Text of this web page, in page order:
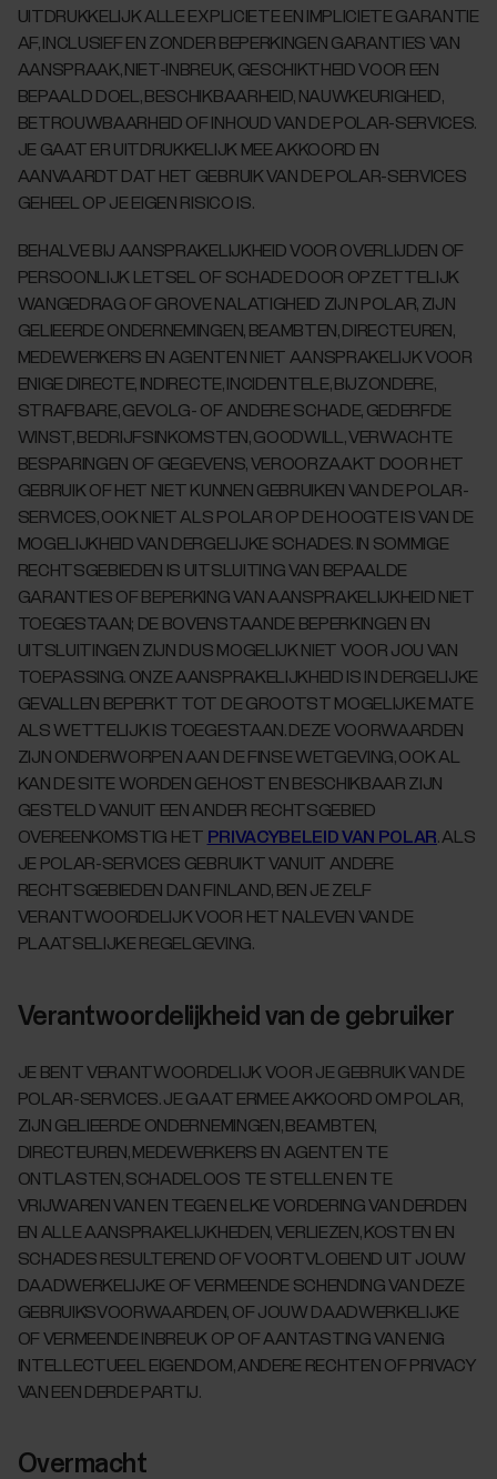
UITDRUKKELIJK ALLE EXPLICIETE EN IMPLICIETE GARANTIE
AF, INCLUSIEF EN ZONDER BEPERKINGEN GARANTIES VAN
AANSPRAAK, NIET-INBREUK, GESCHIKTHEID VOOR EEN
BEPAALD DOEL, BESCHIKBAARHEID, NAUWKEURIGHEID,
BETROUWBAARHEID OF INHOUD VAN DE POLAR-SERVICES.
JE GAAT ER UITDRUKKELIJK MEE AKKOORD EN
AANVAARDT DAT HET GEBRUIK VAN DE POLAR-SERVICES
GEHEEL OP JE EIGEN RISICO IS.
BEHALVE BIJ AANSPRAKELIJKHEID VOOR OVERLIJDEN OF
PERSOONLIJK LETSEL OF SCHADE DOOR OPZETTELIJK
WANGEDRAG OF GROVE NALATIGHEID ZIJN POLAR, ZIJN
GELIEERDE ONDERNEMINGEN, BEAMBTEN, DIRECTEUREN,
MEDEWERKERS EN AGENTEN NIET AANSPRAKELIJK VOOR
ENIGE DIRECTE, INDIRECTE, INCIDENTELE, BIJZONDERE,
STRAFBARE, GEVOLG- OF ANDERE SCHADE, GEDERFDE
WINST, BEDRIJFSINKOMSTEN, GOODWILL, VERWACHTE
BESPARINGEN OF GEGEVENS, VEROORZAAKT DOOR HET
GEBRUIK OF HET NIET KUNNEN GEBRUIKEN VAN DE POLAR-
SERVICES, OOK NIET ALS POLAR OP DE HOOGTE IS VAN DE
MOGELIJKHEID VAN DERGELIJKE SCHADES. IN SOMMIGE
RECHTSGEBIEDEN IS UITSLUITING VAN BEPAALDE
GARANTIES OF BEPERKING VAN AANSPRAKELIJKHEID NIET
TOEGESTAAN; DE BOVENSTAANDE BEPERKINGEN EN
UITSLUITINGEN ZIJN DUS MOGELIJK NIET VOOR JOU VAN
TOEPASSING. ONZE AANSPRAKELIJKHEID IS IN DERGELIJKE
GEVALLEN BEPERKT TOT DE GROOTST MOGELIJKE MATE
ALS WETTELIJK IS TOEGESTAAN. DEZE VOORWAARDEN
ZIJN ONDERWORPEN AAN DE FINSE WETGEVING, OOK AL
KAN DE SITE WORDEN GEHOST EN BESCHIKBAAR ZIJN
GESTELD VANUIT EEN ANDER RECHTSGEBIED
OVEREENKOMSTIG HET PRIVACYBELEID VAN POLAR. ALS
JE POLAR-SERVICES GEBRUIKT VANUIT ANDERE
RECHTSGEBIEDEN DAN FINLAND, BEN JE ZELF
VERANTWOORDELIJK VOOR HET NALEVEN VAN DE
PLAATSELIJKE REGELGEVING.
Verantwoordelijkheid van de gebruiker
JE BENT VERANTWOORDELIJK VOOR JE GEBRUIK VAN DE
POLAR-SERVICES. JE GAAT ERMEE AKKOORD OM POLAR,
ZIJN GELIEERDE ONDERNEMINGEN, BEAMBTEN,
DIRECTEUREN, MEDEWERKERS EN AGENTEN TE
ONTLASTEN, SCHADELOOS TE STELLEN EN TE
VRIJWAREN VAN EN TEGEN ELKE VORDERING VAN DERDEN
EN ALLE AANSPRAKELIJKHEDEN, VERLIEZEN, KOSTEN EN
SCHADES RESULTEREND OF VOORTVLOEIEND UIT JOUW
DAADWERKELIJKE OF VERMEENDE SCHENDING VAN DEZE
GEBRUIKSVOORWAARDEN, OF JOUW DAADWERKELIJKE
OF VERMEENDE INBREUK OP OF AANTASTING VAN ENIG
INTELLECTUEEL EIGENDOM, ANDERE RECHTEN OF PRIVACY
VAN EEN DERDE PARTIJ.
Overmacht